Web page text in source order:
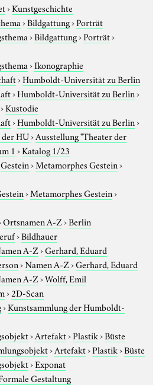
›Kunstgeschichte
›Bildgattung›Porträt
›Bildgattung›Porträt›
›Ikonographie
›Humboldt-Universität zu Berlin
›Humboldt-Universität zu Berlin›
›Kustodie
›Humboldt-Universität zu Berlin›
HU›Ausstellung "Theater der
1 ›Katalog 1/23
Gestein›Metamorphes Gestein›
›Metamorphes Gestein›
Ortsnamen A-Z›Berlin
›Bildhauer
A-Z›Gerhard, Eduard
›Namen A-Z›Gerhard, Eduard
A-Z›Wolff, Emil
›2D-Scan
›Kunstsammlung der Humboldt-
›Artefakt›Plastik›Büste
›Artefakt›Plastik›Büste
›Exponat
Gestaltung